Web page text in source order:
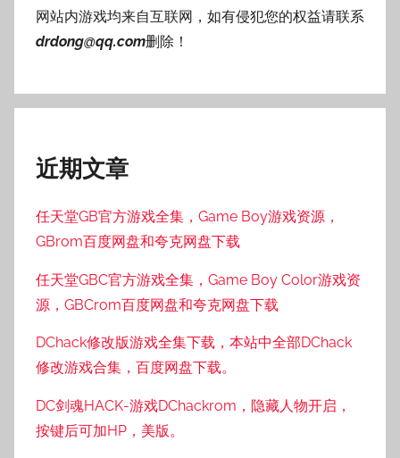
网站内游戏均来自互联网，如有侵犯您的权益请联系
drdong@qq.com删除！
近期文章
任天堂GB官方游戏全集，Game Boy游戏资源，
GBrom百度网盘和夸克网盘下载
任天堂GBC官方游戏全集，Game Boy Color游戏资
源，GBCrom百度网盘和夸克网盘下载
DChack修改版游戏全集下载，本站中全部DChack
修改游戏合集，百度网盘下载。
DC剑魂HACK-游戏DChackrom，隐藏人物开启，
按键后可加HP，美版。